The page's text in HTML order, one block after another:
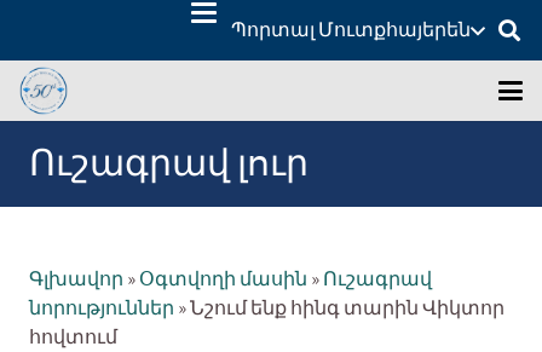
Պորտալ Մուտքհայերեն
Ուշագրավ լուր
Գլխավոր »Օգտվողի մասին »Ուշագրավ
նորություններ »Նշում ենք հինգ տարին Վիկտոր
հովտում